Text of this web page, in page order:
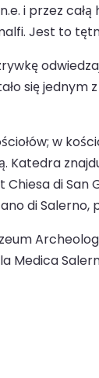
i przez
Jest to
się
w
di
di Salerno,